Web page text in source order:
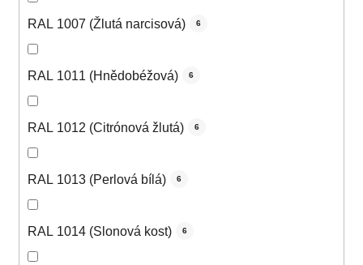
RAL 1007 (Žlutá narcisová) 6
RAL 1011 (Hnědobéžová) 6
RAL 1012 (Citrónová žlutá) 6
RAL 1013 (Perlová bílá) 6
RAL 1014 (Slonová kost) 6